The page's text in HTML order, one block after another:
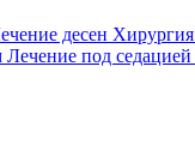
десен Хирургия
Лечение под седацией